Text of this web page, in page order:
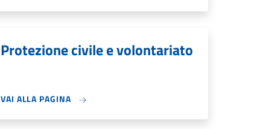
Protezione civile e volontariato
VAI ALLA PAGINA